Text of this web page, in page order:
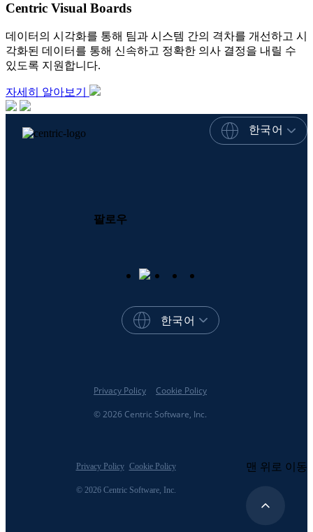
Centric Visual Boards
데이터의 시각화를 통해 팀과 시스템 간의 격차를 개선하고 시
각화된 데이터를 통해 신속하고 정확한 의사 결정을 내릴 수
있도록 지원합니다.
자세히 알아보기
한국어
팔로우
한국어
© 2026 Centric Software, Inc.
Privacy Policy Cookie Policy
© 2026 Centric Software, Inc.
Privacy Policy Cookie Policy 맨 위로 이동